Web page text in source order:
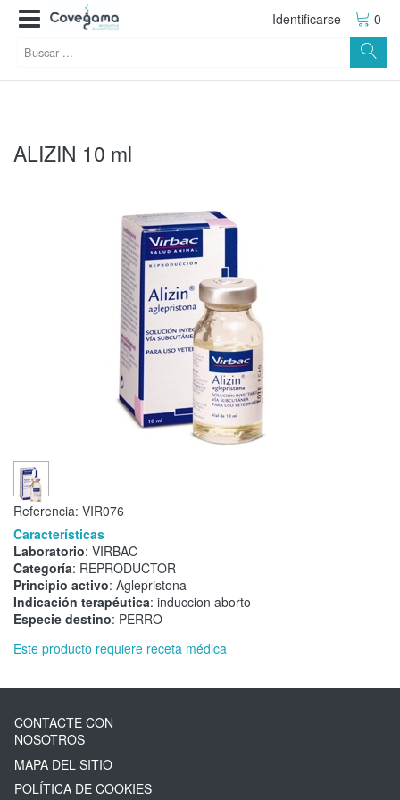
Identificarse 0
ALIZIN 10 ml
Referencia: VIR076
Características
Laboratorio: VIRBAC
Categoría: REPRODUCTOR
Principio activo: Aglepristona
Indicación terapéutica: induccion aborto
Especie destino: PERRO
Este producto requiere receta médica
CONTACTE CON
NOSOTROS
MAPA DEL SITIO
POLÍTICA DE COOKIES